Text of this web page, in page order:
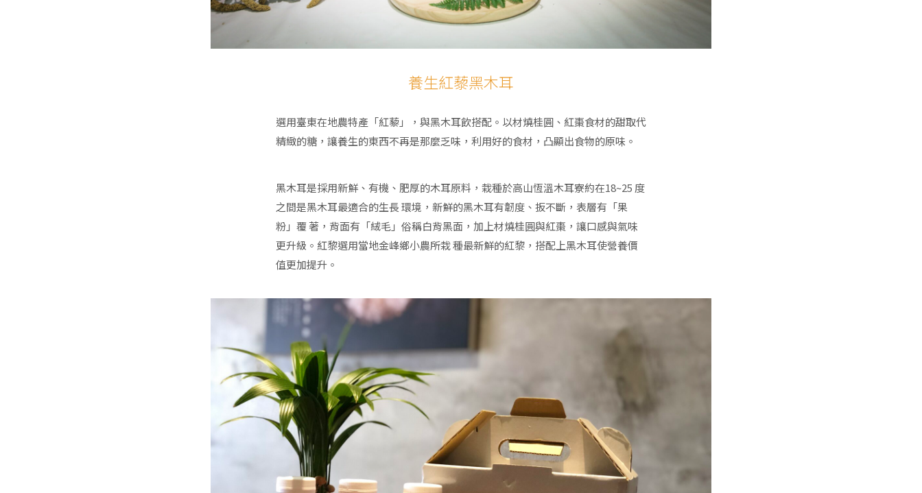
養生紅藜黑木耳
選用臺東在地農特產「紅藜」，與黑木耳飲搭配。以材燒桂圓、紅棗食材的甜取代
精緻的糖，讓養生的東西不再是那麼乏味，利用好的食材，凸顯出食物的原味。
黑木耳是採用新鮮、有機、肥厚的木耳原料，栽種於高山恆溫木耳寮約在18~25 度
之間是黑木耳最適合的生長 環境，新鮮的黑木耳有韌度、扳不斷，表層有「果
粉」覆 著，背面有「絨毛」俗稱白背黑面，加上材燒桂圓與紅棗，讓口感與氣味
更升級。紅黎選用當地金峰鄉小農所栽 種最新鮮的紅黎，搭配上黑木耳使營養價
值更加提升。